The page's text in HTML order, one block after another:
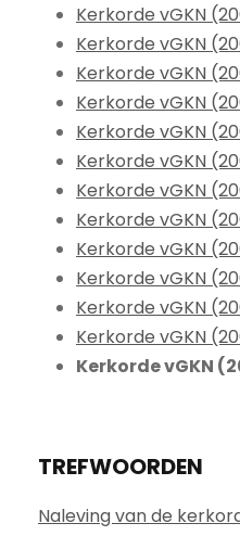
Kerkorde vGKN
Kerkorde vGKN
Kerkorde vGKN
Kerkorde vGKN
Kerkorde vGKN
Kerkorde vGKN
Kerkorde vGKN
Kerkorde vGKN
Kerkorde vGKN
Kerkorde vGKN
Kerkorde vGKN
Kerkorde vGKN
Kerkorde vGKN
TREFWOORDEN
Naleving van de